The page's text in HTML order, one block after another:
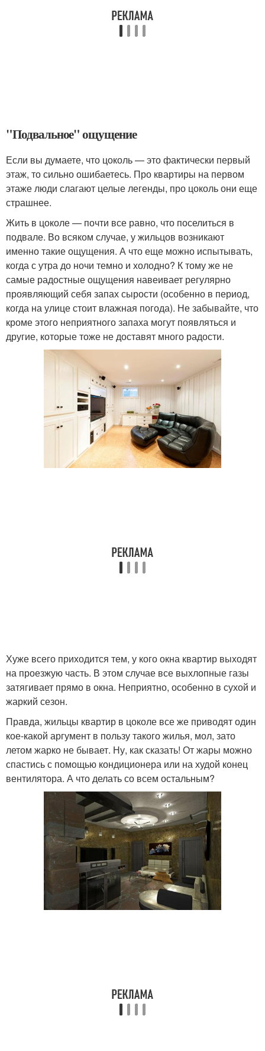
"Подвальное" ощущение
Если вы думаете, что цоколь — это фактически первый
этаж, то сильно ошибаетесь. Про квартиры на первом
этаже люди слагают целые легенды, про цоколь они еще
страшнее.
Жить в цоколе — почти все равно, что поселиться в
подвале. Во всяком случае, у жильцов возникают
именно такие ощущения. А что еще можно испытывать,
когда с утра до ночи темно и холодно? К тому же не
самые радостные ощущения навеивает регулярно
проявляющий себя запах сырости (особенно в период,
когда на улице стоит влажная погода). Не забывайте, что
кроме этого неприятного запаха могут появляться и
другие, которые тоже не доставят много радости.
Хуже всего приходится тем, у кого окна квартир выходят
на проезжую часть. В этом случае все выхлопные газы
затягивает прямо в окна. Неприятно, особенно в сухой и
жаркий сезон.
Правда, жильцы квартир в цоколе все же приводят один
кое-какой аргумент в пользу такого жилья, мол, зато
летом жарко не бывает. Ну, как сказать! От жары можно
спастись с помощью кондиционера или на худой конец
вентилятора. А что делать со всем остальным?